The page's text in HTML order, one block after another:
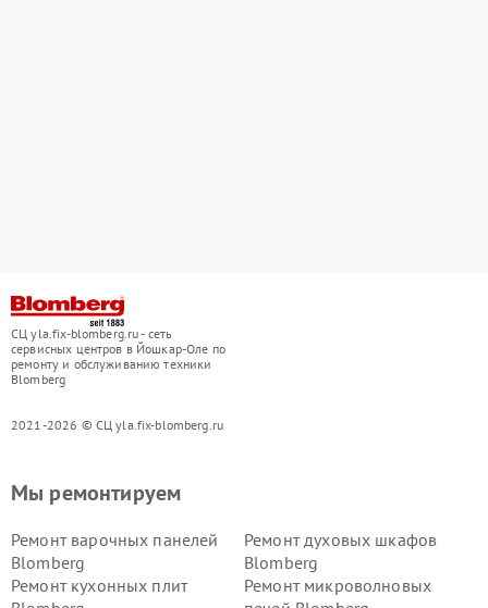
СЦ yla.fix-blomberg.ru - сеть
сервисных центров в Йошкар-Оле по
ремонту и обслуживанию техники
Blomberg
2021-2026 © СЦ yla.fix-blomberg.ru
Мы ремонтируем
Ремонт варочных панелей
Blomberg
Ремонт духовых шкафов
Blomberg
Ремонт кухонных плит
Ремонт микроволновых